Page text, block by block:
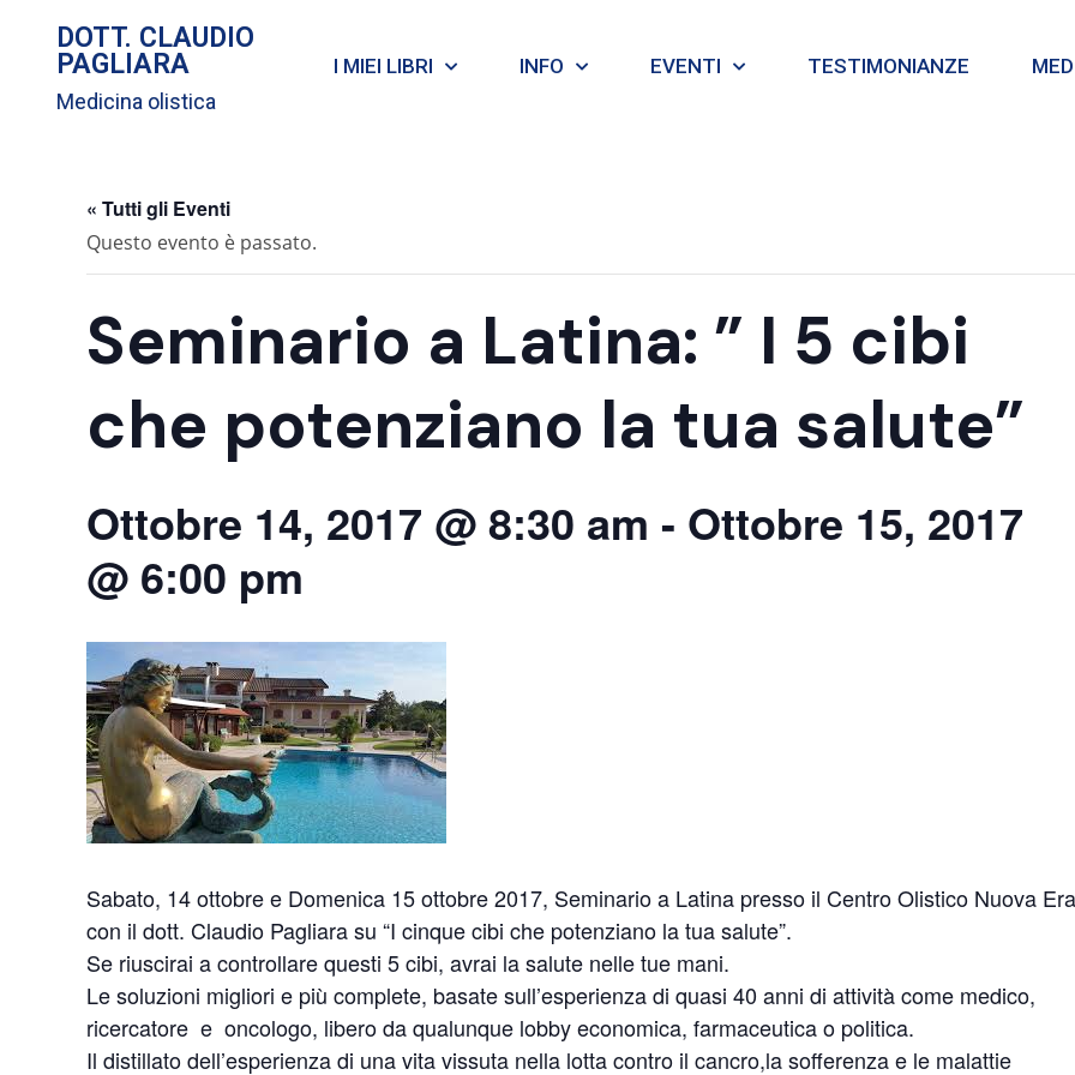
DOTT. CLAUDIO
PAGLIARA
Medicina olistica
I MIEI LIBRI INFO EVENTI TESTIMONIANZE
« Tutti gli Eventi
Questo evento è passato.
Seminario a Latina: ” I 5 cibi
che potenziano la tua salute”
Ottobre 14, 2017 @ 8:30 am - Ottobre 15, 2017
@ 6:00 pm
Sabato, 14 ottobre e Domenica 15 ottobre 2017, Seminario a Latina presso il Centro Olistico Nuova Era
con il dott. Claudio Pagliara su “I cinque cibi che potenziano la tua salute”.
Se riuscirai a controllare questi 5 cibi, avrai la salute nelle tue mani.
Le soluzioni migliori e più complete, basate sull’esperienza di quasi 40 anni di attività come medico,
ricercatore e oncologo, libero da qualunque lobby economica, farmaceutica o politica.
Il distillato dell’esperienza di una vita vissuta nella lotta contro il cancro,la sofferenza e le malattie